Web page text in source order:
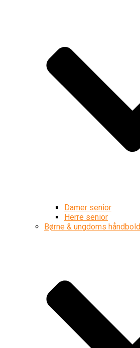
Damer senior
Herre senior
Børne & ungdoms håndbold